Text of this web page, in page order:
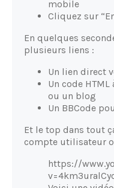
mobile
Cliquez sur
En quelques
plusieurs liens :
Un lien direct
Un code
ou un blog
Un BBCode
Et le top dans tout
compte utilisateur
https://